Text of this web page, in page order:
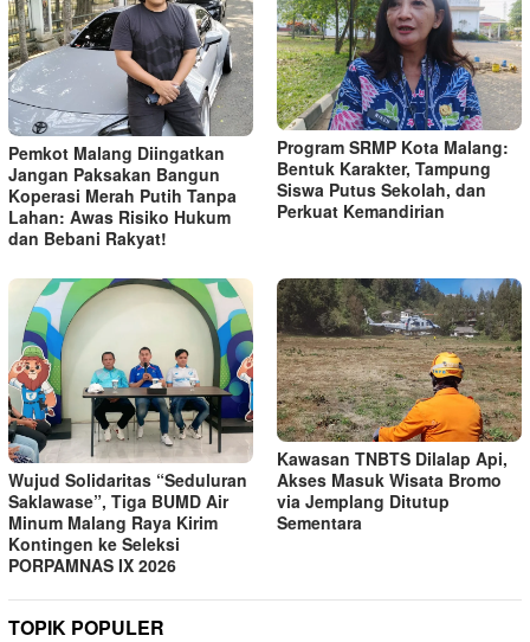
Pemkot Malang Diingatkan
Jangan Paksakan Bangun
Koperasi Merah Putih Tanpa
Lahan: Awas Risiko Hukum
dan Bebani Rakyat!
Program SRMP Kota Malang:
Bentuk Karakter, Tampung
Siswa Putus Sekolah, dan
Perkuat Kemandirian
Wujud Solidaritas “Seduluran
Saklawase”, Tiga BUMD Air
Minum Malang Raya Kirim
Kontingen ke Seleksi
PORPAMNAS IX 2026
Kawasan TNBTS Dilalap Api,
Akses Masuk Wisata Bromo
via Jemplang Ditutup
Sementara
TOPIK POPULER